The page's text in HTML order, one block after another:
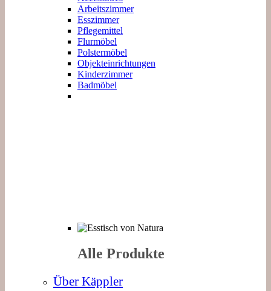
Arbeitszimmer
Esszimmer
Pflegemittel
Flurmöbel
Polstermöbel
Objekteinrichtungen
Kinderzimmer
Badmöbel
Alle Produkte
Über Käppler